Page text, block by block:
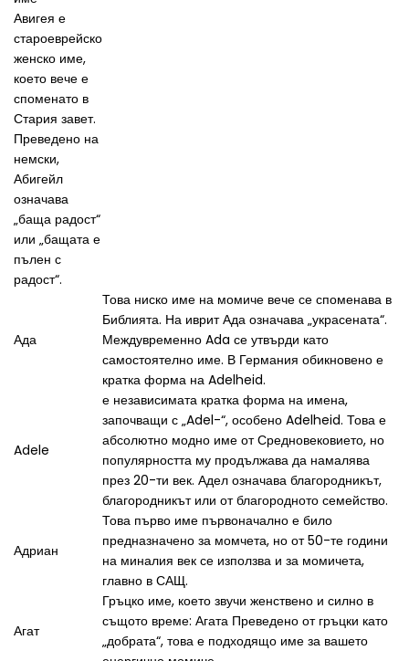
Авигея е
староеврейско
женско име,
което вече е
споменато в
Стария завет.
Преведено на
немски,
Абигейл
означава
„баща радост“
или „бащата е
пълен с
радост“.
Ада
Това ниско име на момиче вече се споменава в
Библията. На иврит Ада означава „украсената“.
Междувременно Ada се утвърди като
самостоятелно име. В Германия обикновено е
кратка форма на Adelheid.
Adele
е независимата кратка форма на имена,
започващи с „Adel-“, особено Adelheid. Това е
абсолютно модно име от Средновековието, но
популярността му продължава да намалява
през 20-ти век. Адел означава благородникът,
благородникът или от благородното семейство.
Адриан
Това първо име първоначално е било
предназначено за момчета, но от 50-те години
на миналия век се използва и за момичета,
главно в САЩ.
Агат
Гръцко име, което звучи женствено и силно в
същото време: Агата Преведено от гръцки като
„добрата“, това е подходящо име за вашето